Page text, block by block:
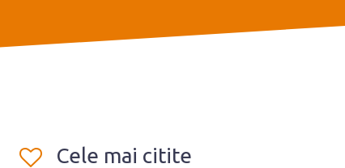
Cele mai citite